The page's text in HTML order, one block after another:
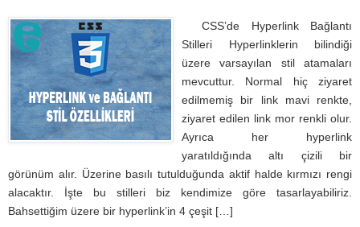
CSS’de Hyperlink Bağlantı
Stilleri Hyperlinklerin bilindiği
üzere varsayılan stil atamaları
mevcuttur. Normal hiç ziyaret
edilmemiş bir link mavi renkte,
ziyaret edilen link mor renkli olur.
Ayrıca her hyperlink
yaratıldığında altı çizili bir
görünüm alır. Üzerine basılı tutulduğunda aktif halde kırmızı rengi
alacaktır. İşte bu stilleri biz kendimize göre tasarlayabiliriz.
Bahsettiğim üzere bir hyperlink’in 4 çeşit […]